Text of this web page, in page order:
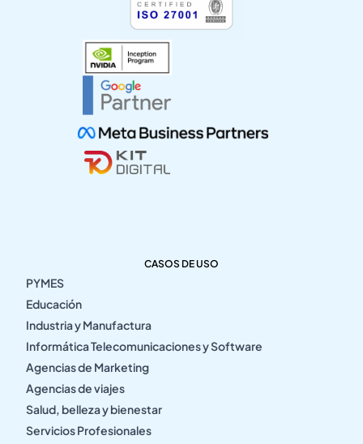
CASOS DE USO
PYMES
Educación
Industria y Manufactura
Informática Telecomunicaciones y Software
Agencias de Marketing
Agencias de viajes
Salud, belleza y bienestar
Servicios Profesionales